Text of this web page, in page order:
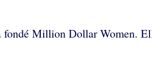
fondé Million Dollar Women.